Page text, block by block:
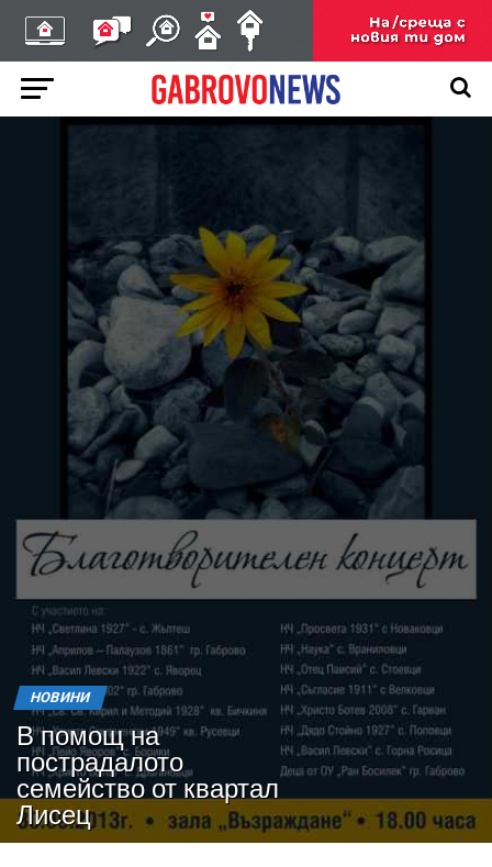
НОВИНИ
В помощ на
пострадалото
семейство от квартал
Лисец